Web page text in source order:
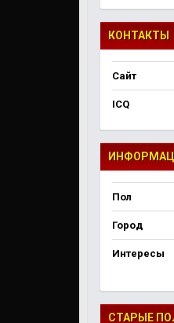
КОНТАКТЫ
Сайт
ICQ
Пол
Город
Интересы
СТАРЫЕ